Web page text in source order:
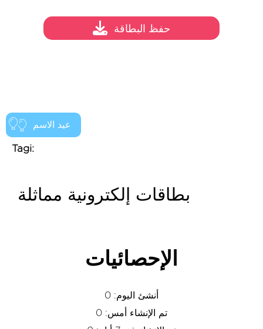
عيد الاسم
Tagi:
حفظ البطاقة
بطاقات إلكترونية مماثلة
الإحصائيات
أنشئ اليوم: 0
تم الإنشاء أمس: 0